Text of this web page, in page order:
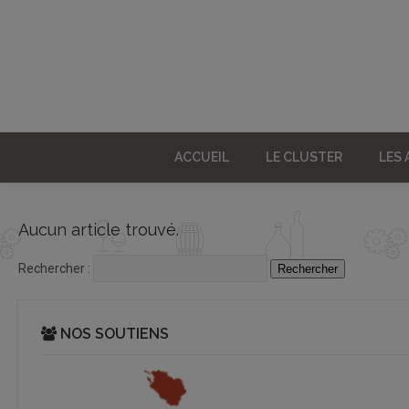
ACCUEIL LE CLUSTER LES
Aucun article trouvé.
Rechercher :
NOS SOUTIENS